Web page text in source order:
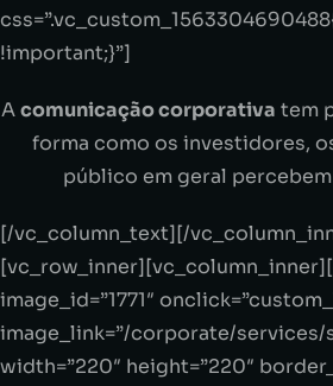
!important;}”]
Acomunicação corporativa tem
forma como os investidores,
público em geral percebem
[/vc_column_text][/
image_id=”1771″
image_link=”/corporate/
width=”220″ height=”220″